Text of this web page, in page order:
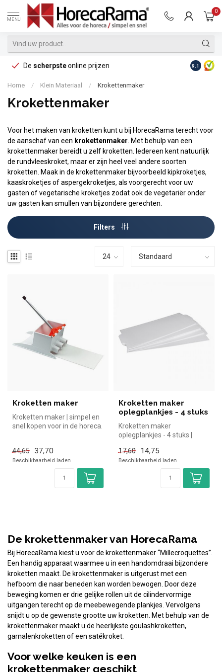
MENU
0
De scherpsteonline prijzen Op
9.1
Home / Klein Materiaal / Krokettenmaker
Krokettenmaker
Voor het maken van kroketten kunt u bij HorecaRama terecht voor
de aanschaf van een krokettenmaker . Met behulp van een
krokettenmaker bereidt u zelf kroketten. Iedereen kent natuurlijk
de rundvleeskroket, maar er zijn heel veel andere soorten
kroketten. Maak in de krokettenmaker bijvoorbeeld kipkroketjes,
kaaskroketjes of aspergekroketjes, als voorgerecht voor uw
gasten of vegetarische kroketjes zodat ook de vegetariër onder
uw gasten kan smullen van bijzondere gerechten.
Filters
Kroketten maker
Kroketten maker | simpel en
snel kopen voor in de horeca.
44,65
37,70
Beschikbaarheid laden..
Kroketten maker
oplegplankjes - 4 stuks
Kroketten maker
oplegplankjes - 4 stuks |
de horeca...
17,60 14,75
Beschikbaarheid laden..
De krokettenmaker van HorecaRama
Bij HorecaRama kiest u voor de krokettenmaker “Millecroquettes”.
Een handig apparaat waarmee u in een handomdraai bijzondere
kroketten maakt. De krokettenmaker is uitgerust met een
hefboom die naar beneden kan worden bewogen. Door deze
beweging komen er drie gelijke rollen uit de cilindervormige
uitgangen terecht op de meebewegende plankjes. Vervolgens
snijdt u op de gewenste grootte uw kroketten. Met behulp van de
krokettenmaker maakt u de heerlijkste goulashkroketten,
garnalenkroketten of een satékroket.
Voor welke keuken is een
krokettenmaker geschikt